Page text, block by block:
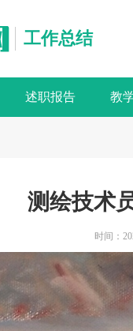
工作总结
述职报告 教
测绘技术
时间：